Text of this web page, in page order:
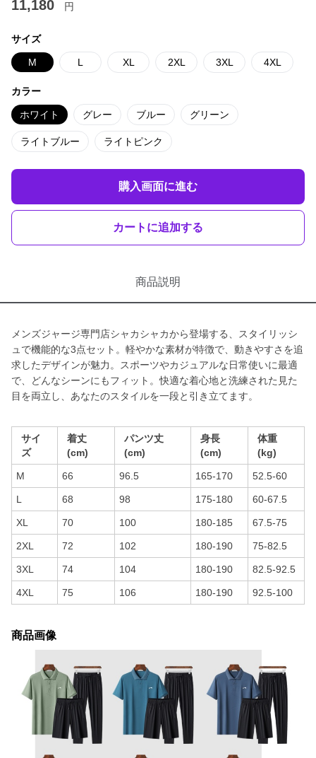
11,180 円
サイズ
M L XL 2XL 3XL 4XL
カラー
ホワイト グレー ブルー グリーン
ライトブルー ライトピンク
購入画面に進む
カートに追加する
商品説明
メンズジャージ専門店シャカシャカから登場する、スタイリッシ
ュで機能的な3点セット。軽やかな素材が特徴で、動きやすさを追
求したデザインが魅力。スポーツやカジュアルな日常使いに最適
で、どんなシーンにもフィット。快適な着心地と洗練された見た
目を両立し、あなたのスタイルを一段と引き立てます。
サイ
ズ
着丈
(cm)
パンツ丈
(cm)
身長
(cm)
体重
(kg)
M 66 96.5 165-170 52.5-60
L 68 98 175-180 60-67.5
XL 70 100 180-185 67.5-75
2XL 72 102 180-190 75-82.5
3XL 74 104 180-190 82.5-92.5
4XL 75 106 180-190 92.5-100
商品画像